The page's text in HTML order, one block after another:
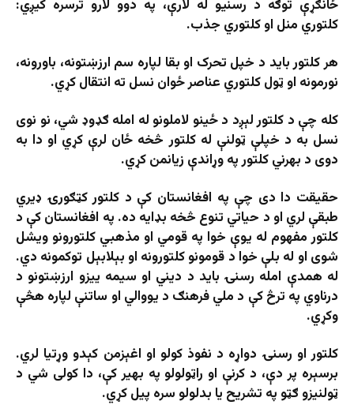
ځانګړې توګه د رسنیو له لارې، په دوو لارو ترسره کیږي:
کلتوري منل او کلتوري جذب.
هر کلتور باید د خپل تحرک او بقا لپاره سم ارزښتونه، باورونه،
نورمونه او ټول کلتوري عناصر ځوان نسل ته انتقال کړي.
کله چې د کلتور لېږد د ځینو لاملونو له امله ګډوډ شي، نو نوی
نسل به د خپلې ټولنې له کلتور څخه ځان لرې کړي او دا به
دوی د بهرني کلتور په وړاندې زیانمن کړي.
حقیقت دا دی چې په افغانستان کې د کلتور کټګورۍ ډیري
طبقې لري او د حیاتي تنوع څخه بډایه ده. په افغانستان کې د
کلتور مفهوم له یوې خوا په قومي او مذهبي کلتورونو ویشل
شوی او له بلې خوا د قومونو کلتورونه او بېلابېل توکمونه دي.
له همدې امله رسنۍ بايد د ديني او سيمه ييزو ارزښتونو د
درناوي په ترڅ کې د ملي فرهنګ د يووالي او ساتنې لپاره هڅې
وکړي.
کلتور او رسنۍ دواړه د نفوذ کولو او اغېزمن کېدو وړتیا لري.
برسېره پر دې، د کرنې او راټولولو په بهیر کې، دا کولی شي د
ټولنیزو ګټو په تشریح یا بدلولو سره پیل کړي.